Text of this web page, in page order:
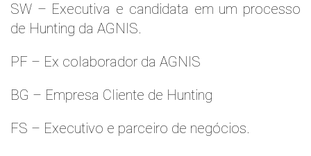
SW – Executiva e candidata em um processo
de Hunting da AGNIS.
PF – Ex colaborador da AGNIS
BG – Empresa Cliente de Hunting
FS – Executivo e parceiro de negócios.